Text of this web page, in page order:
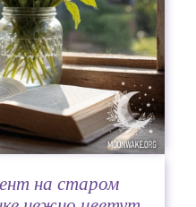
на старом